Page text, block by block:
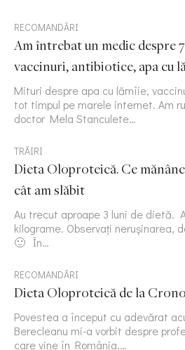
RECOMANDĂRI
Am întrebat un medic despre
vaccinuri, antibiotice, apa cu
Mituri despre apa cu lămîie,
tot timpul pe marele internet. Am
doctor Mela Stanculete…
TRĂIRI
Dieta Oloproteică. Ce
cât am slăbit
Au trecut aproape 3 luni de dietă.
kilograme. Observați nerușinarea,
🙂 În…
RECOMANDĂRI
Dieta Oloproteică de la
Povestea a început cu adevărat
Berecleanu mi-a vorbit despre
care vine în România,…